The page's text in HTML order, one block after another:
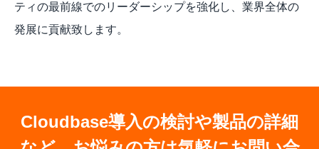
ティの最前線でのリーダーシップを強化し、業界全体の
発展に貢献致します。
Cloudbase導入の検討や製品の詳細